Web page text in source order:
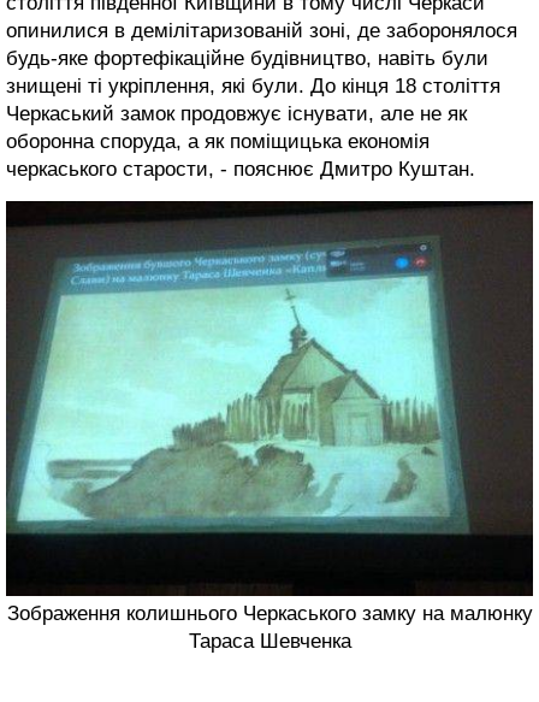
опинилися в демілітаризованій зоні, де заборонялося
будь-яке фортефікаційне будівництво, навіть були
знищені ті укріплення, які були. До кінця 18 століття
Черкаський замок продовжує існувати, але не як
оборонна споруда, а як поміщицька економія
черкаського старости, - пояснює Дмитро Куштан.
Зображення колишнього Черкаського замку на малюнку
Тараса Шевченка